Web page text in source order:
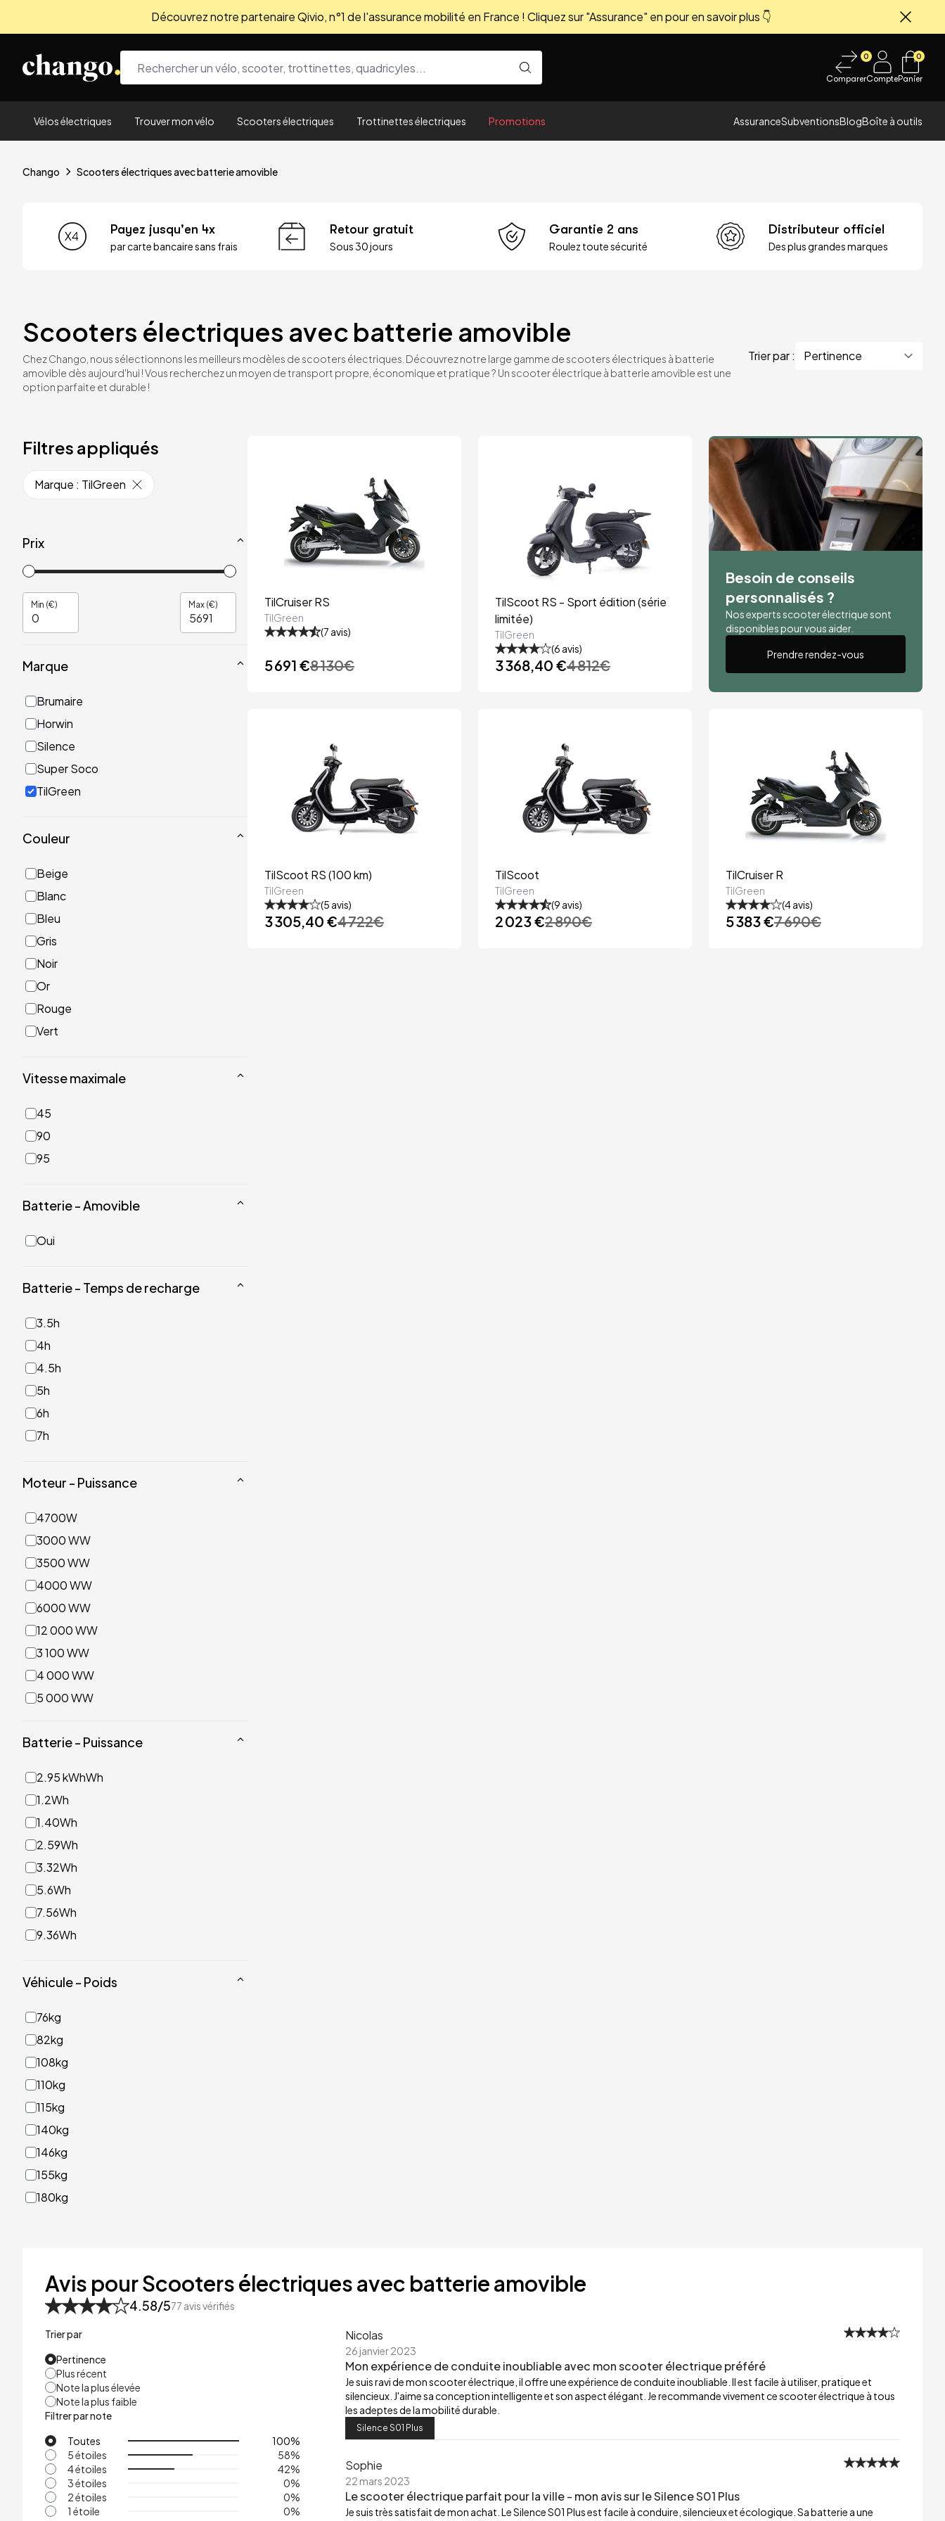
Découvrez notre partenaire Qivio, n°1 de l'assurance mobilité en France ! Cliquez sur "Assurance" en pour en savoir plus 👇
0
ComparerCompte
0
Panier
Vélos électriques Trouver mon vélo Scooters électriques Trottinettes électriques Promotions AssuranceSubventionsBlogBoîte à outils
Chango Scooters électriques avec batterie amovible
Payez jusqu'en 4x
par carte bancaire sans frais
Retour gratuit
Sous 30 jours
Garantie 2 ans
Roulez toute sécurité
Distributeur officiel
Des plus grandes marques
Scooters électriques avec batterie amovible
Chez Chango, nous sélectionnons les meilleurs modèles de scooters électriques. Découvrez notre large gamme de scooters électriques à batterie
amovible dès aujourd'hui ! Vous recherchez un moyen de transport propre, économique et pratique ? Un scooter électrique à batterie amovible est une
option parfaite et durable !
Trier par :
Filtres appliqués
Marque : TilGreen
Prix
Min (€) Max (€)
Marque
Brumaire
Horwin
Silence
Super Soco
TilGreen
Couleur
Beige
Blanc
Bleu
Gris
Noir
Or
Rouge
Vert
Vitesse maximale
45
90
95
Batterie - Amovible
Oui
Batterie - Temps de recharge
3.5h
4h
4.5h
5h
6h
7h
Moteur - Puissance
4700W
3000 WW
3500 WW
4000 WW
6000 WW
12 000 WW
3 100 WW
4 000 WW
5 000 WW
7 500 WW
Batterie - Puissance
2.95 kWhWh
1.2Wh
1.40Wh
2.59Wh
3.32Wh
5.6Wh
7.56Wh
9.36Wh
Véhicule - Poids
76kg
82kg
108kg
110kg
115kg
140kg
146kg
155kg
180kg
TilCruiser RS
TilGreen
(7 avis)
5 691 €8 130€
TilScoot RS - Sport édition (série
limitée)
TilGreen
(6 avis)
3 368,40 €4 812€
Besoin de conseils
personnalisés ?
Nos experts scooter électrique sont
disponibles pour vous aider.
Prendre rendez-vous
TilScoot RS (100 km)
TilGreen
(5 avis)
3 305,40 €4 722€
TilScoot
TilGreen
(9 avis)
2 023 €2 890€
TilCruiser R
TilGreen
(4avis)
5 383 €7 690€
Avis pour Scooters électriques avec batterie amovible
4.58/577 avis vérifiés
Trier par
Pertinence
Plus récent
Note la plus élevée
Note la plus faible
Filtrer par note
Toutes
100%
5 étoiles
58%
4 étoiles
42%
3 étoiles
0%
2 étoiles
0%
1 étoile
0%
Nicolas
26 janvier 2023
Mon expérience de conduite inoubliable avec mon scooter électrique préféré
Je suis ravi de mon scooter électrique, il offre une expérience de conduite inoubliable. Il est facile à utiliser, pratique et
silencieux. J'aime sa conception intelligente et son aspect élégant. Je recommande vivement ce scooter électrique à tous
les adeptes de la mobilité durable.
Silence S01 Plus
Sophie
22 mars 2023
Le scooter électrique parfait pour la ville - mon avis sur le Silence S01 Plus
Je suis très satisfait de mon achat. Le Silence S01 Plus est facile à conduire, silencieux et écologique. Sa batterie a une